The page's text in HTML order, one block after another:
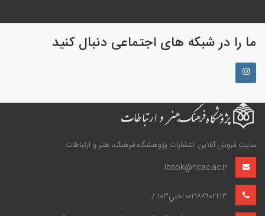
ما را در شبکه های اجتماعی دنبال کنید
سایت فروش آنلاین انتشارات پژوهشگاه فرهنگ، هنر و ارتباطات
ibook@ricac.ac.ir
۰۲۱۸۸۹۰۲۲۱۳داخلي۱۰۳ /